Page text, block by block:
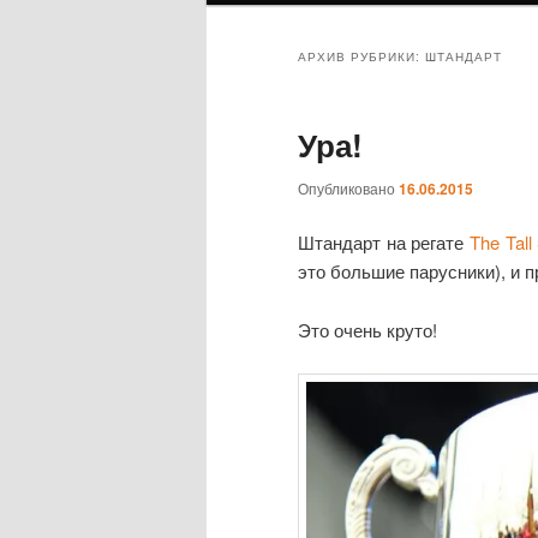
АРХИВ РУБРИКИ: ШТАНДАРТ
Ура!
Опубликовано 16.06.2015
Штандарт на регате The
это большие парусники), и
Это очень круто!